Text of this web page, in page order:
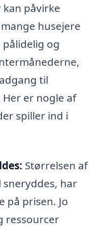
påvirke
husejere
og
til
er nogle af
spiller ind i
Størrelsen af
har
på prisen. Jo
ressourcer